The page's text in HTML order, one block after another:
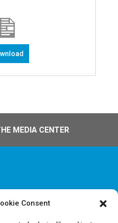
Consent
MEDIA CENTER